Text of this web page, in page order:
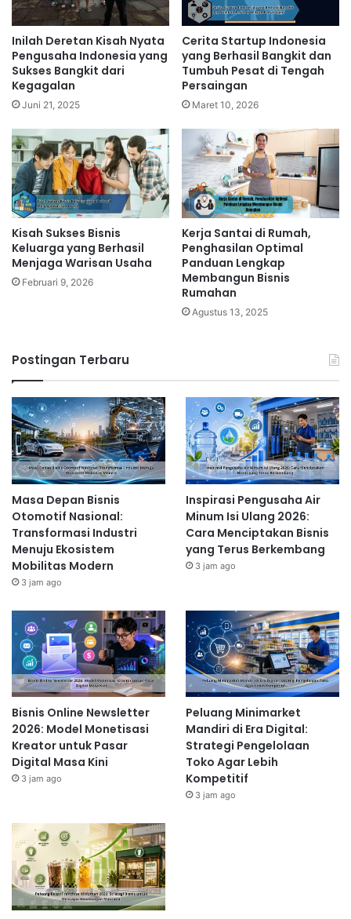
Inilah Deretan Kisah Nyata
Pengusaha Indonesia yang
Sukses Bangkit dari
Kegagalan
Juni 21, 2025
Cerita Startup Indonesia
yang Berhasil Bangkit dan
Tumbuh Pesat di Tengah
Persaingan
Maret 10, 2026
Kisah Sukses Bisnis
Keluarga yang Berhasil
Menjaga Warisan Usaha
Februari 9, 2026
Kerja Santai di Rumah,
Penghasilan Optimal
Panduan Lengkap
Membangun Bisnis
Rumahan
Agustus 13, 2025
Postingan Terbaru
Masa Depan Bisnis
Otomotif Nasional:
Transformasi Industri
Menuju Ekosistem
Mobilitas Modern
3 jam ago
Inspirasi Pengusaha Air
Minum Isi Ulang 2026:
Cara Menciptakan Bisnis
yang Terus Berkembang
3 jam ago
Bisnis Online Newsletter
2026: Model Monetisasi
Kreator untuk Pasar
Digital Masa Kini
3 jam ago
Peluang Minimarket
Mandiri di Era Digital:
Strategi Pengelolaan
Toko Agar Lebih
Kompetitif
3 jam ago